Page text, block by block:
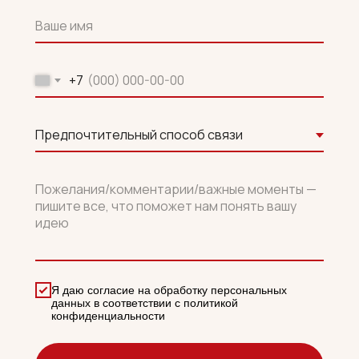
+7
Я даю согласие на обработку персональных
данных в соответствии с политикой
конфиденциальности